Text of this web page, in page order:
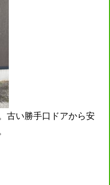
古い勝手口ドアから安